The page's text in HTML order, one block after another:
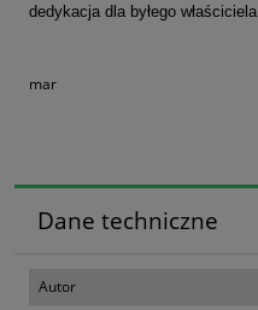
dedykacja dla byłego właściciela.
mar
Dane techniczne
Autor